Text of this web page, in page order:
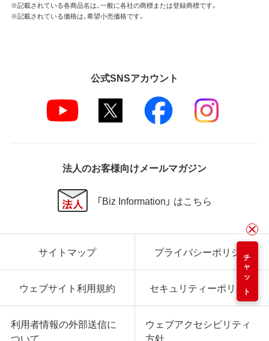
チャット
※記載されている各商品名は、一般に各社の商標または登録商標です。
※記載されている価格は、希望小売価格です。
公式SNSアカウント
法人のお客様向けメールマガジン
「Biz Information」 はこちら
サイトマップ プライバシーポリシー
ウェブサイト利用規約 セキュリティーポリシー
利用者情報の外部送信に
ついて
ウェブアクセシビリティ
方針